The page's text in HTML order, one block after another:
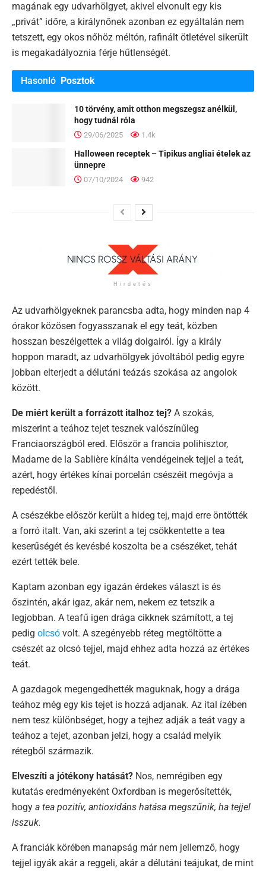
magának egy udvarhölgyet, akivel elvonult egy kis
„privát” időre, a királynőnek azonban ez egyáltalán nem
tetszett, egy okos nőhöz méltón, rafinált ötletével sikerült
is megakadályoznia férje hűtlenségét.
Hasonló Posztok
10 törvény, amit otthon megszegsz anélkül,
hogy tudnál róla
29/06/2025 1.4k
Halloween receptek – Tipikus angliai ételek az
ünnepre
07/10/2024 942
Hirdetés
Az udvarhölgyeknek parancsba adta, hogy minden nap 4
órakor közösen fogyasszanak el egy teát, közben
hosszan beszélgettek a világ dolgairól. Így a király
hoppon maradt, az udvarhölgyek jóvoltából pedig egyre
jobban elterjedt a délutáni teázás szokása az angolok
között.
De miért került a forrázott italhoz tej? A szokás,
miszerint a teához tejet tesznek valószínűleg
Franciaországból ered. Először a francia polihisztor,
Madame de la Sablière kínálta vendégeinek tejjel a teát,
azért, hogy értékes kínai porcelán csészéit megóvja a
repedéstől.
A csészékbe először került a hideg tej, majd erre öntötték
a forró italt. Van, aki szerint a tej csökkentette a tea
keserűségét és kevésbé koszolta be a csészéket, tehát
ezért tették bele.
Kaptam azonban egy igazán érdekes választ is és
őszintén, akár igaz, akár nem, nekem ez tetszik a
legjobban. A teafű igen drága cikknek számított, a tej
pedig olcsó volt. A szegényebb réteg megtöltötte a
csészét az olcsó tejjel, majd ehhez adta hozzá az értékes
teát.
A gazdagok megengedhették maguknak, hogy a drága
teához még egy kis tejet is hozzá adjanak. Az ital ízében
nem tesz különbséget, hogy a tejhez adják a teát vagy a
teához a tejet, azonban jelzi, hogy a család melyik
rétegből származik.
Elveszíti a jótékony hatását? Nos, nemrégiben egy
kutatás eredményeként Oxfordban is megerősítették,
hogy a tea pozitív, antioxidáns hatása megszűnik, ha tejjel
isszuk.
A franciák körében manapság már nem jellemző, hogy
tejjel igyák akár a reggeli, akár a délutáni teájukat, de mint